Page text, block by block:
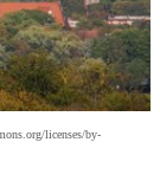
licenses/by-